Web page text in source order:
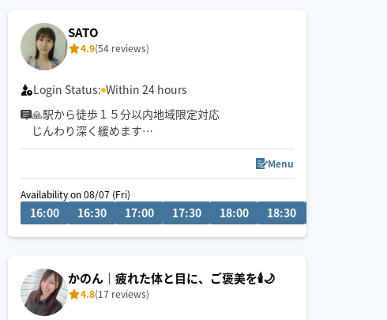
す！
※21時以降は返信が翌日になります
18:30 19:00 19:30 20:00 20:30
SATO
4.9(54 reviews)
Login Status: Within 24 hours
🙏駅から徒歩１５分以内地域限定対応
じんわり深く緩めます
Menu
Availability on 08/07 (Fri)
16:00 16:30 17:00 17:30 18:00 18:30
かのん｜疲れた体と目に、ご褒美を🕯️🌙
4.8(17 reviews)